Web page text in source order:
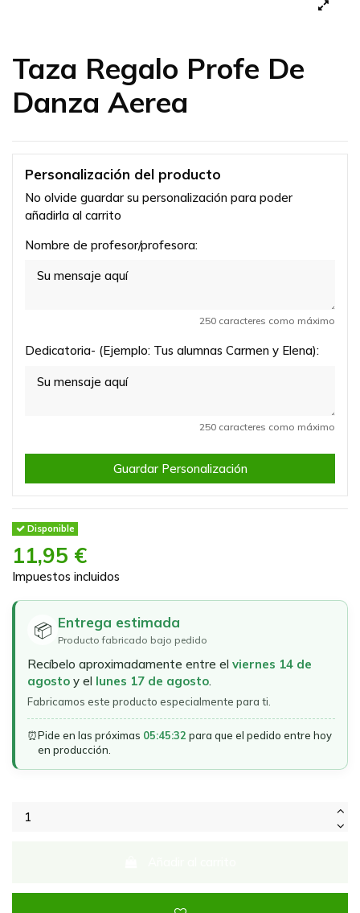
Taza Regalo Profe De
Danza Aerea
Personalización del producto
No olvide guardar su personalización para poder
añadirla al carrito
Nombre de profesor/profesora:
250 caracteres como máximo
Dedicatoria- (Ejemplo: Tus alumnas Carmen y Elena):
250 caracteres como máximo
Guardar Personalización
Disponible
11,95 €
Impuestos incluidos
📦 Entrega estimada
Producto fabricado bajo pedido
Recíbelo aproximadamente entre el viernes 14 de
agosto y el lunes 17 de agosto.
Fabricamos este producto especialmente para ti.
⏰Pide en las próximas 05:45:32 para que el pedido entre hoy
en producción.